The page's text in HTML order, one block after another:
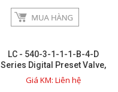
LC - 540-3-1-1-1-B-4-D
Series Digital Preset Valve,
3in 150# Flat face flange
(Ductile Iron, FF), 24VDC - 2
Giá KM: Liên hệ